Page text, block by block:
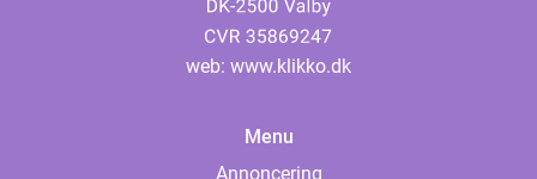
web: www.klikko.dk
Menu
Annoncering